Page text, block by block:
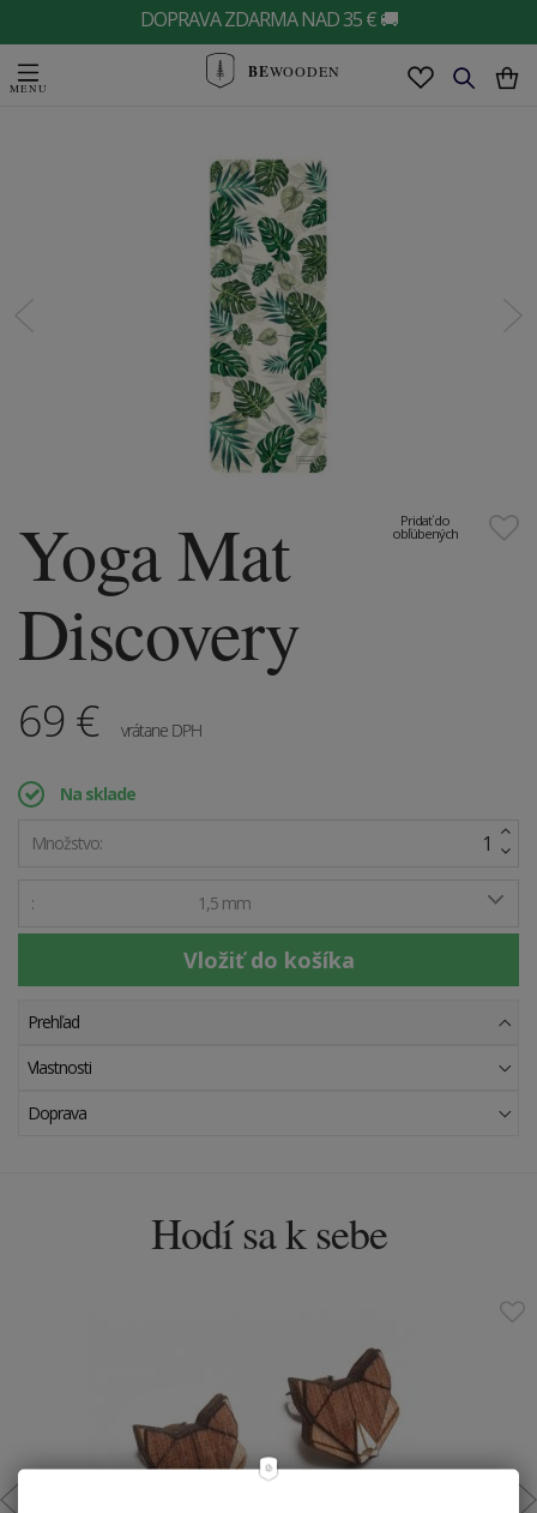
DOPRAVA ZDARMA NAD 35 € 🚚
BEWOODEN
Pridať do
obľúbených
Yoga Mat
Discovery
69 € vrátane DPH
Na sklade
Množstvo:
: 1,5 mm
Prehľad
Vlastnosti
Doprava
Hodí sa k sebe